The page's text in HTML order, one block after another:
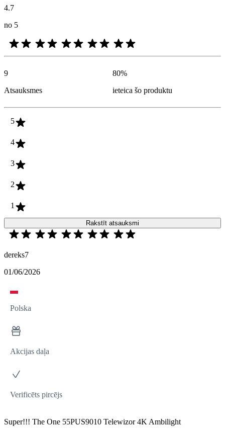
4.7
no 5
9
Atsauksmes
80%
ieteica šo produktu
5
4
3
2
1
Rakstīt atsauksmi
dereks7
01/06/2026
Polska
Akcijas daļa
Verificēts pircējs
Super!!! The One 55PUS9010 Telewizor 4K Ambilight